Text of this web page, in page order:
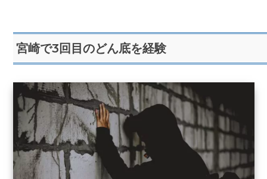
宮崎で3回目のどん底を経験